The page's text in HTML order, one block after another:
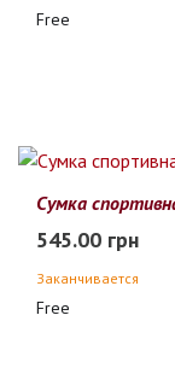
Free
Сумка
545.00 грн
Заканчивается
Free